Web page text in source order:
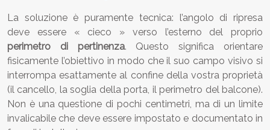
La soluzione è puramente tecnica: l’angolo di ripresa
deve essere « cieco » verso l’esterno del proprio
perimetro di pertinenza. Questo significa orientare
fisicamente l’obiettivo in modo che il suo campo visivo si
interrompa esattamente al confine della vostra proprietà
(il cancello, la soglia della porta, il perimetro del balcone).
Non è una questione di pochi centimetri, ma di un limite
invalicabile che deve essere impostato e documentato in